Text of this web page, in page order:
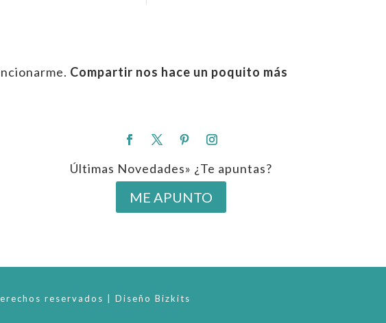
Compartir nos hace un poquito más
Últimas Novedades» ¿Te apuntas?
ME APUNTO
reservados | Diseño Bizkits